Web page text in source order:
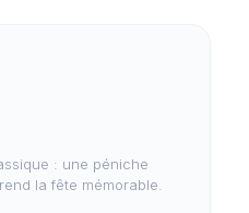
: une péniche
la fête mémorable.